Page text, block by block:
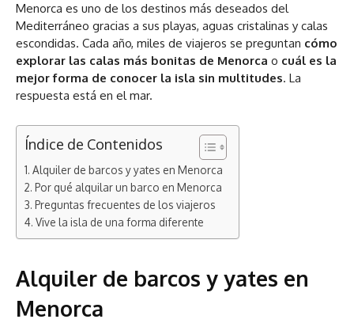
Menorca es uno de los destinos más deseados del
Mediterráneo gracias a sus playas, aguas cristalinas y calas
escondidas. Cada año, miles de viajeros se preguntan cómo
explorar las calas más bonitas de Menorca o cuál es la
mejor forma de conocer la isla sin multitudes. La
respuesta está en el mar.
Índice de Contenidos
Alquiler de barcos y yates en Menorca
Por qué alquilar un barco en Menorca
Preguntas frecuentes de los viajeros
Vive la isla de una forma diferente
Alquiler de barcos y yates en
Menorca